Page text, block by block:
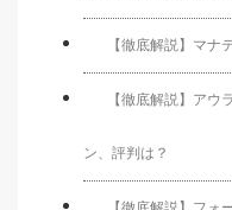
【徹底解説】マナ
【徹底解説】アウ
ン、評判は？